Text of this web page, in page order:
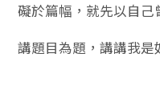
礙於篇幅，就先以自己
講題目為題，講講我是